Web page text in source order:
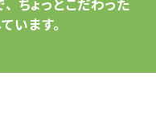
ちょっとこだわった
います。